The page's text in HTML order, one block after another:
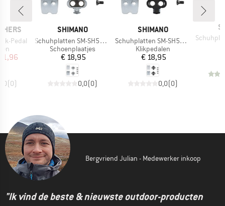
Pedal
prijs
(0)
MERK
SHIMANO
Artikel
Schuhplatten SM-SH56 SPD
Productgroep
Schoenplaatjes
Prijs
€ 18,95
0,0(0)
MERK
SHIMANO
Artikel
Schuhplatten SM-SH51 SPD
Productgroep
Klikpedalen
Prijs
€ 18,95
0,0(0)
Artikel
Bergvriend Julian - Medewerker inkoop
"Ik vind de beste & nieuwste outdoor-producten